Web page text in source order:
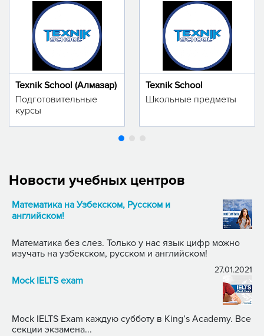
Texnik School (Алмазар)
Подготовительные
курсы
Texnik School
Школьные предметы
Новости учебных центров
Математика на Узбекском, Русском и
английском!
Математика без слез. Только у нас язык цифр можно
изучать на узбекском, русском и английском!
27.01.2021
Mock IELTS exam
Mock IELTS Exam каждую субботу в King’s Academy. Все
секции экзамена...